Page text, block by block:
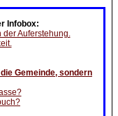
Infobox:
Auferstehung.
Gemeinde, sondern